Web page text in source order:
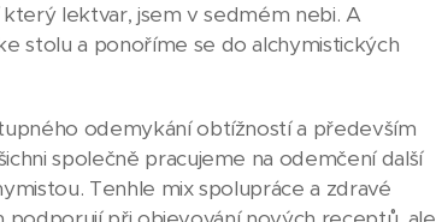
lektvar, jsem v sedmém nebi. A
stolu a ponoříme se do alchymistických
odemykání obtížností a především
společně pracujeme na odemčení další
Tenhle mix spolupráce a zdravé